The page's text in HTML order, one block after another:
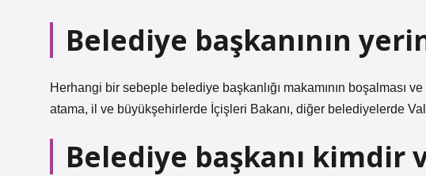
Belediye başkanının
Herhangi bir sebeple belediye başkanlığı makamının boşalması
atama, il ve büyükşehirlerde İçişleri Bakanı, diğer belediyelerde Vali
Belediye başkanı kimdir